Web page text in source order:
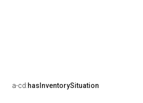
a-cd:hasInventorySituation